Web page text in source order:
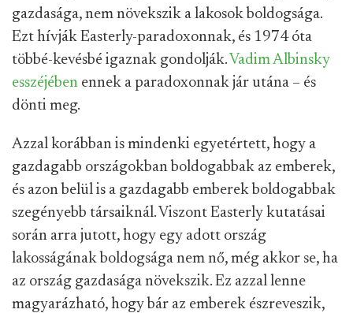
gazdasága, nem növekszik a lakosok boldogsága.
Ezt hívják Easterly-paradoxonnak, és 1974 óta
többé-kevésbé igaznak gondolják. Vadim Albinsky
esszéjében ennek a paradoxonnak jár utána – és
dönti meg.
Azzal korábban is mindenki egyetértett, hogy a
gazdagabb országokban boldogabbak az emberek,
és azon belül is a gazdagabb emberek boldogabbak
szegényebb társaiknál. Viszont Easterly kutatásai
során arra jutott, hogy egy adott ország
lakosságának boldogsága nem nő, még akkor se, ha
az ország gazdasága növekszik. Ez azzal lenne
magyarázható, hogy bár az emberek észreveszik,